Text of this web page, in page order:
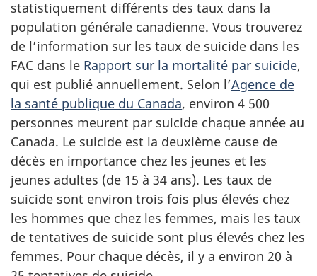
statistiquement différents des taux dans la
population générale canadienne. Vous trouverez
de l’information sur les taux de suicide dans les
FAC dans le Rapport sur la mortalité par suicide,
qui est publié annuellement. Selon l’Agence de
la santé publique du Canada, environ 4 500
personnes meurent par suicide chaque année au
Canada. Le suicide est la deuxième cause de
décès en importance chez les jeunes et les
jeunes adultes (de 15 à 34 ans). Les taux de
suicide sont environ trois fois plus élevés chez
les hommes que chez les femmes, mais les taux
de tentatives de suicide sont plus élevés chez les
femmes. Pour chaque décès, il y a environ 20 à